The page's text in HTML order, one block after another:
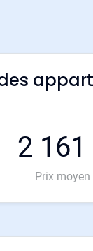
2 161
Prix moyen